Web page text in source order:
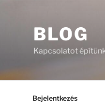
BLOG
Kapcsolatot
Bejelentkezés